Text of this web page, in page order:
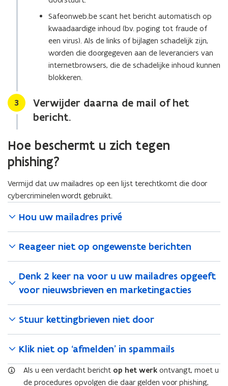
e
n
t
i
n
u
w
-
m
l
a
p
l
c
t
i
e
)
Safeonweb.be scant het bericht automatisch op
kwaadaardige inhoud (bv. poging tot fraude of
een virus). Als de links of bijlagen schadelijk zijn,
worden die doorgegeven aan de leveranciers van
internetbrowsers, die de schadelijke inhoud kunnen
blokkeren.
Stap
3
Verwijder daarna de mail of het
bericht.
Hoe beschermt u zich tegen
phishing?
Vermijd dat uw mailadres op een lijst terechtkomt die door
cybercriminelen wordt gebruikt.
Hou uw mailadres privé
Reageer niet op ongewenste berichten
Denk 2 keer na voor u uw mailadres opgeeft
voor nieuwsbrieven en marketingacties
Stuur kettingbrieven niet door
Klik niet op ‘afmelden’ in spammails
Als u een verdacht bericht op het werk ontvangt, moet u
de procedures opvolgen die daar gelden voor phishing,